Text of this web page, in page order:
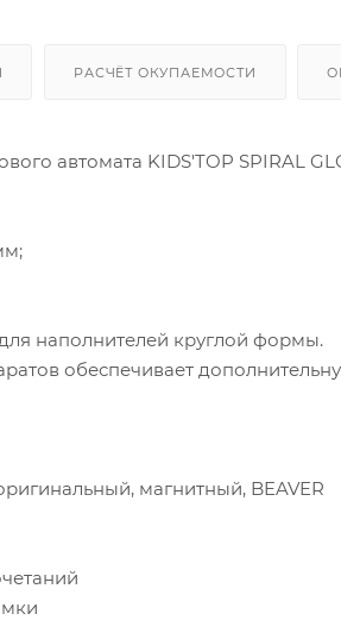
РАСЧЁТ ОКУПАЕМОСТИ
автомата KIDS'TOP SPIRAL
наполнителей круглой формы.
обеспечивает
магнитный, BEAVER